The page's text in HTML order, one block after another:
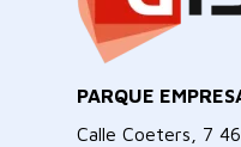
PARQUE
Calle Coeters, 7